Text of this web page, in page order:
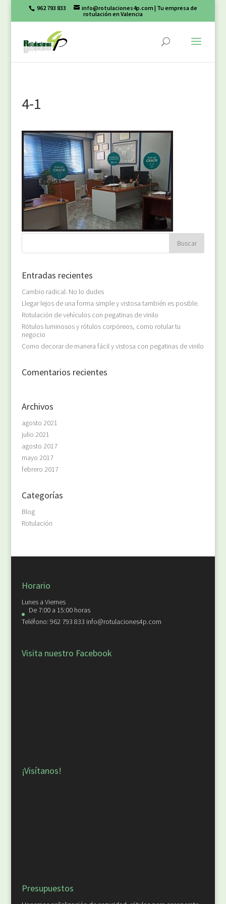
962 793 833 info@rotulaciones4p.com | Tu empresa de
rotulación en Valencia
4-1
Entradas recientes
Cambio radical. No lo dudes
Llegar lejos de una forma simple y vistosa también es posible.
Rotulación de vehículos con pegatinas de vinilo
Rótulos luminosos y rótulos corpóreos, como rotular tu
negocio
Como decorar de manera fácil y vistosa con pegatinas de vinilo
Comentarios recientes
Archivos
agosto 2021
julio 2021
agosto 2017
mayo 2017
febrero 2017
Categorías
Blog
Rotulación
Horario
Lunes a Viernes
De 7:00 a 15:00 horas
Teléfono: 962 793 833 info@rotulaciones4p.com
Visita nuestro Facebook
¡Visítanos!
Presupuestos